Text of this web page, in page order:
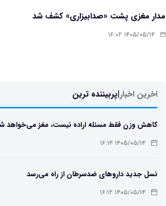
مدار مغزی پشت «صدابیزاری» کشف شد
۱۴۰۵/۰۵/۱۴ ۱۶:۰۲
اخرین اخبار|پربیننده ترین
کاهش وزن فقط مسئله اراده نیست، مغز می‌خواهد
چاق نگه دارد
۱۴۰۵/۰۵/۱۴ ۱۶:۱۴
نسل جدید داروهای ضدسرطان از راه می‌رسد
۱۴۰۵/۰۵/۱۴ ۱۶:۱۲